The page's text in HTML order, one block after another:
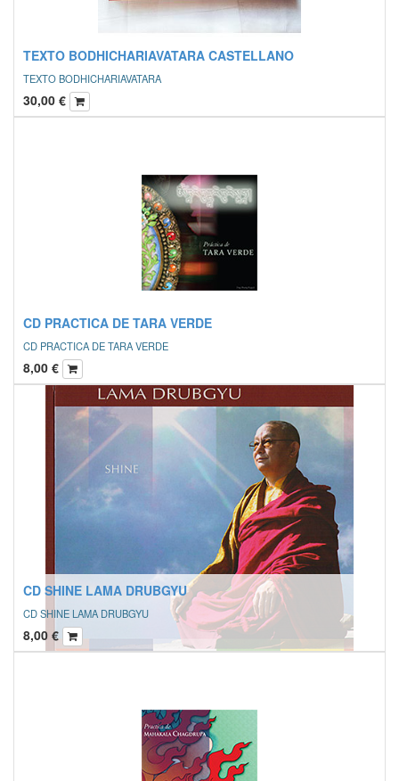
TEXTO BODHICHARIAVATARA CASTELLANO
TEXTO BODHICHARIAVATARA
30,00 €
CD PRACTICA DE TARA VERDE
CD PRACTICA DE TARA VERDE
8,00 €
CD SHINE LAMA DRUBGYU
CD SHINE LAMA DRUBGYU
8,00 €